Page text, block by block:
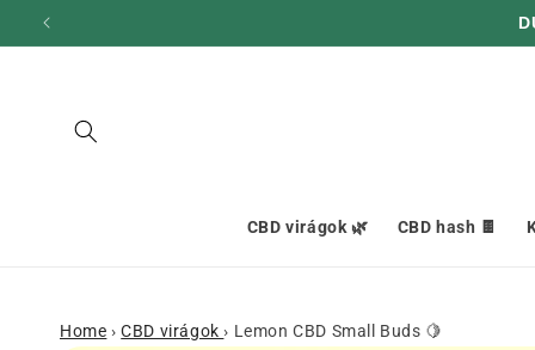
hagyni és
CBD virágok 🌿 CBD hash 🍫
Home › CBD virágok› Lemon CBD Small Buds 🍋